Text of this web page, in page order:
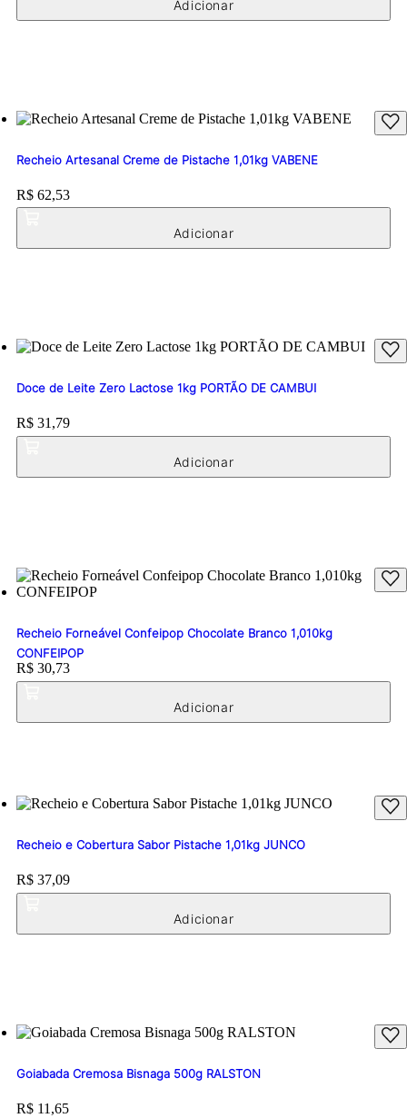
Recheio Artesanal Creme de Pistache 1,01kg VABENE
Price:
R$ 62,53
Doce de Leite Zero Lactose 1kg PORTÃO DE CAMBUI
Price:
R$ 31,79
Recheio Forneável Confeipop Chocolate Branco 1,010kg
CONFEIPOP
Price:
R$ 30,73
Recheio e Cobertura Sabor Pistache 1,01kg JUNCO
Price:
R$ 37,09
Goiabada Cremosa Bisnaga 500g RALSTON
Price:
R$ 11,65